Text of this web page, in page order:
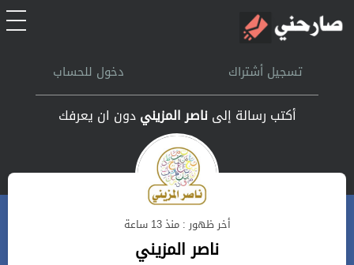
الرئيسيةتسجيل أشتراك دخول للحساب
أكتب رسالة إلىناصر المزينيدون ان يعرفك
أخر ظهور : منذ 13 ساعة
ناصر المزيني